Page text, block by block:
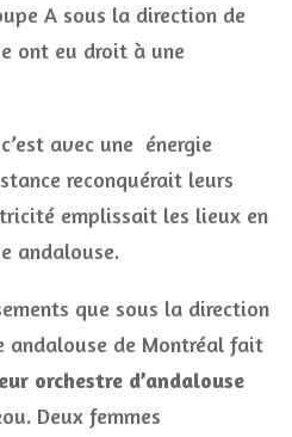
A sous la direction de
ont eu droit à une
avec une énergie
reconquérait leurs
emplissait les lieux en
andalouse.
que sous la direction
andalouse de Montréal fait
orchestre d’andalouse
Deux femmes